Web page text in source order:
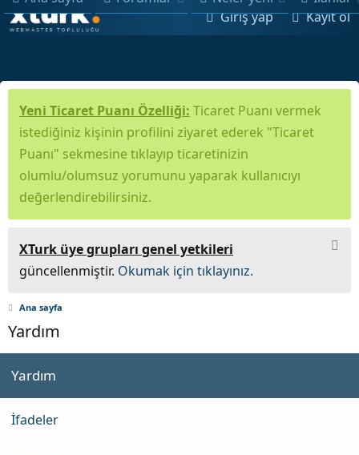
Giriş yap Kayıt ol
Yeni Ticaret Puanı Özelliği: Ticaret Puanı vermek
istediğiniz kişinin profilini ziyaret ederek "Ticaret
Puanı" sekmesine tıklayıp ticaretinizin
olumlu/olumsuz yorumunu yaparak kullanıcıyı
değerlendirebilirsiniz.
XTurk üye grupları genel yetkileri
güncellenmiştir. Okumak için tıklayınız.
Ana sayfa
Yardım
Yardım
İfadeler